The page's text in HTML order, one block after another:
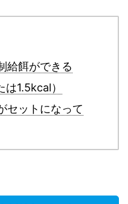
給餌ができる
1.5kcal）
セットになって